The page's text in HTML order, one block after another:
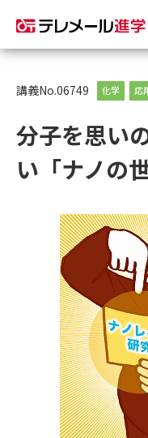
資料
大学・短大の資料種
総合型選抜・学校推薦型選
集要項＆願書
過去問題集
大学・短大以外の資
専門学校の資料請求
留学・進学関連、塾・予備校
講義No.06749 化学 応
分子を思い
い「ナノの世